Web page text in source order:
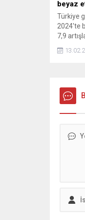
beyaz
Türkiye
2024'te
7,9
ulaştı.